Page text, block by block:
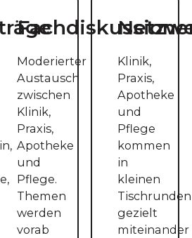
Moderierter
Austausch
zwischen
Klinik,
Praxis,
Apotheke
und
Pflege.
Themen
werden
vorab
Klinik,
Praxis,
Apotheke
und
Pflege
kommen
in
kleinen
Tischrunden
gezielt
miteinander